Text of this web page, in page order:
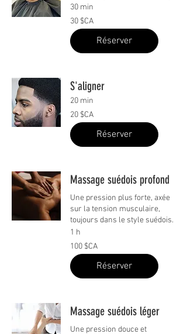
30 min
30
dollars
canadiens
30 $CA
Réserver
S'aligner
20 min
20
dollars
canadiens
20 $CA
Réserver
Massage suédois profond
Une pression plus forte, axée
sur la tension musculaire,
toujours dans le style suédois.
1 h
100
dollars
canadiens
100 $CA
Réserver
Massage suédois léger
Une pression douce et